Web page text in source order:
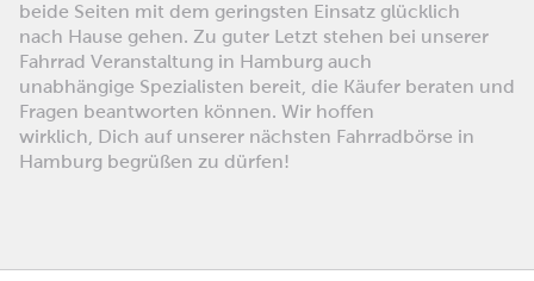
beide Seiten mit dem geringsten Einsatz glücklich
nach Hause gehen. Zu guter Letzt stehen bei unserer
Fahrrad Veranstaltung in Hamburg auch
unabhängige Spezialisten bereit, die Käufer beraten und
Fragen beantworten können. Wir hoffen
wirklich, Dich auf unserer nächsten Fahrradbörse in
Hamburg begrüßen zu dürfen!